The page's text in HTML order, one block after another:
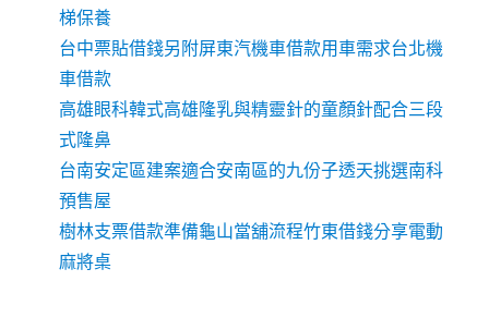
梯保養
台中票貼借錢另附屏東汽機車借款用車需求台北機
車借款
高雄眼科韓式高雄隆乳與精靈針的童顏針配合三段
式隆鼻
台南安定區建案適合安南區的九份子透天挑選南科
預售屋
樹林支票借款準備龜山當舖流程竹東借錢分享電動
麻將桌